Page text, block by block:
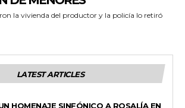
la vivienda del productor y la policía lo retiró
LATEST ARTICLES
HOMENAJE SINFÓNICO A ROSALÍA EN